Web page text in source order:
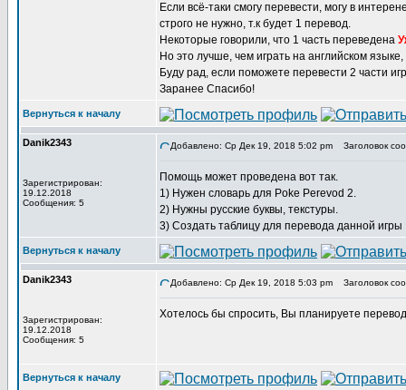
Если всё-таки смогу перевести, могу в
строго не нужно, т.к будет 1 перевод.
Некоторые говорили, что 1 часть переведена
Но это лучше, чем играть на английском
Буду рад, если поможете перевести 2 части
Заранее Спасибо!
Вернуться к началу
Danik2343
Зарегистрирован:
19.12.2018
Сообщения: 5
Добавлено: Ср Дек 19, 2018 5:02 pm Заголовок
Помощь может проведена вот так.
1) Нужен словарь для Poke Perevod 2.
2) Нужны русские буквы, текстуры.
3) Создать таблицу для перевода данной игры
Вернуться к началу
Danik2343
Зарегистрирован:
19.12.2018
Сообщения: 5
Добавлено: Ср Дек 19, 2018 5:03 pm Заголовок
Хотелось бы спросить, Вы планируете
Вернуться к началу